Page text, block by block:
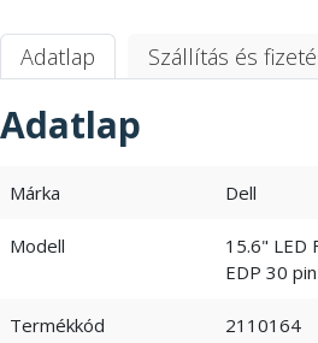
Adatlap Szállítás és
Adatlap
Márka Dell
Modell
15.6" LED
EDP 30 pin
Termékkód 2110164